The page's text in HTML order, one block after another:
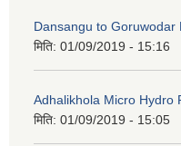
Dansangu to
मिति: 01/09/2019 - 15:16
Adhalikhola Micro Hydro
मिति: 01/09/2019 - 15:05